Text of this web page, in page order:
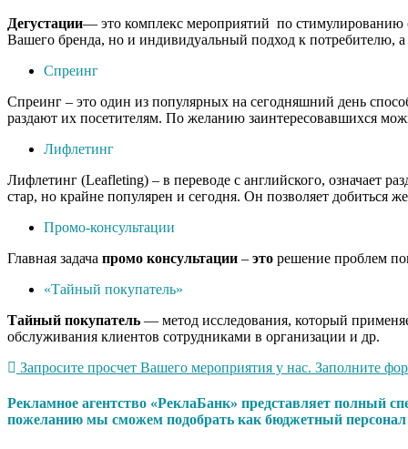
Дегустации— это комплекс мероприятий по стимулированию
Вашего бренда, но и индивидуальный подход к потребителю, а
Спреинг
Спреинг – это один из популярных на сегодняшний день
раздают их посетителям. По желанию заинтересовавшихся
Лифлетинг
Лифлетинг (Leafleting) – в переводе с английского, означает
стар, но крайне популярен и сегодня. Он позволяет добиться
Промо-консультации
Главная задача промо консультации – это решение проблем
«Тайный покупатель»
Тайный покупатель — метод исследования, который
обслуживания клиентов сотрудниками в организации и др.
Запросите просчет Вашего мероприятия у нас. Заполните
Рекламное агентство «РеклаБанк» представляет
пожеланию мы сможем подобрать как бюджетный персонал